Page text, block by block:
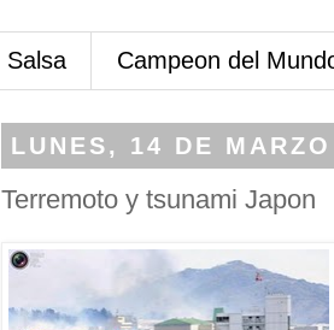
Salsa Campeon del
LUNES, 14 DE
Terremoto y tsunami Japon